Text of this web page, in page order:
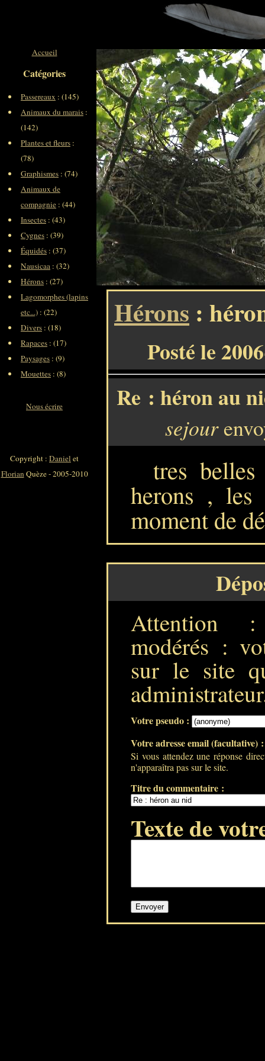
Hérons :
Posté le
Re : héron au
sejour
tres
herons , les
moment de
Attention :
modérés :
sur le site
Votre pseudo :
Votre adresse email (facultative)
Si vous attendez une réponse
n'apparaîtra pas sur le site.
Titre du commentaire :
Texte de
Accueil
Catégories
Passereaux : (145)
Animaux du marais :
(142)
Plantes et fleurs :
(78)
Graphismes : (74)
Animaux de
compagnie : (44)
Insectes : (43)
Cygnes : (39)
Équidés : (37)
Nausicaa : (32)
Hérons : (27)
Lagomorphes (lapins
etc...) : (22)
Divers : (18)
Rapaces : (17)
Paysages : (9)
Mouettes : (8)
Nous écrire
Copyright : Daniel et
FlorianQuèze - 2005-2010